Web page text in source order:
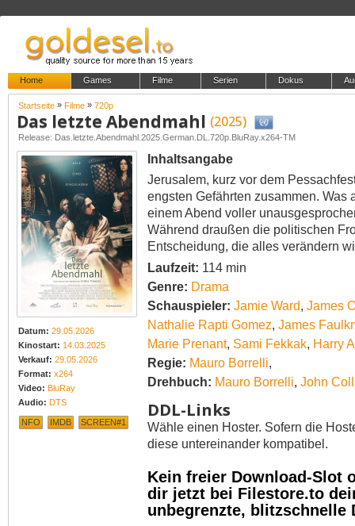
Home Games Filme Serien Dokus
Startseite » Filme » 720p
Das letzte Abendmahl (2025)
Release: Das.letzte.Abendmahl.2025.German.DL.720p.BluRay.x264-TM
Datum: 29.05.2026
Kinostart: 14.03.2025
Verkauf: 29.05.2026
Format: x264
Video: BluRay
Audio: DTS
NFO IMDB SCREEN#1
Inhaltsangabe
Jerusalem, kurz vor dem
engsten Gefährten zusammen.
einem Abend voller
Während draußen die politischen
Entscheidung, die alles verändern
Laufzeit: 114 min
Genre: Drama
Schauspieler: Jamie Ward, James
Nathalie Rapti Gomez, James
Marie Prenant, Sami Fekkak, Harry
Regie: Mauro Borrelli,
Drehbuch: Mauro Borrelli, John
DDL-Links
Wähle einen Hoster. Sofern die
diese untereinander kompatibel.
Kein freier Download-Slot
dir jetzt bei Filestore.to
unbegrenzte, blitzschnelle